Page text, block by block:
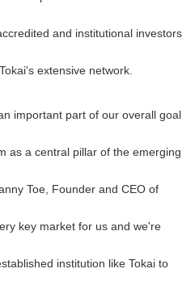
and institutional investors
extensive network.
important part of our overall goal
as a central pillar of the emerging
Toe, Founder and CEO of
key market for us and we're
institution like Tokai to